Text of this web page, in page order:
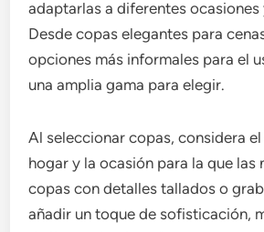
adaptarlas a diferentes
Desde copas elegantes para
opciones más informales para el
una amplia gama para elegir.
Al seleccionar copas, considera
hogar y la ocasión para la que las
copas con detalles tallados o
añadir un toque de sofisticación,